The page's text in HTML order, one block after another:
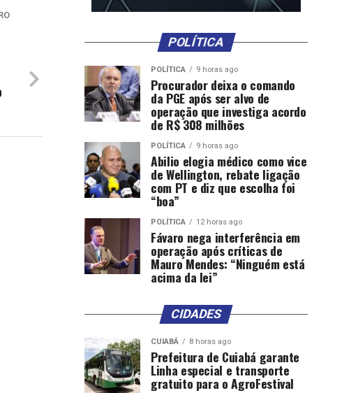
POLÍTICA
POLÍTICA 9 horas ago
Procurador deixa o comando
da PGE após ser alvo de
operação que investiga acordo
de R$ 308 milhões
POLÍTICA 9 horas ago
Abilio elogia médico como vice
de Wellington, rebate ligação
com PT e diz que escolha foi
“boa”
POLÍTICA 12 horas ago
Fávaro nega interferência em
operação após críticas de
Mauro Mendes: “Ninguém está
acima da lei”
CIDADES
CUIABÁ 8 horas ago
Prefeitura de Cuiabá garante
Linha especial e transporte
gratuito para o AgroFestival